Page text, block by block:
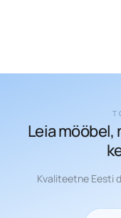
Leia mööbel,
Kvaliteetne Eesti